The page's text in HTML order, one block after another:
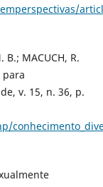
B.; MACUCH, R.
para
v. 15, n. 36, p.